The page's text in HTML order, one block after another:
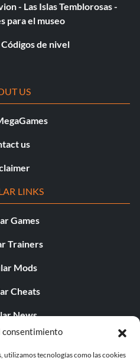
consentimiento
utilizamos tecnologías como las cookies
- Las Islas Temblorosas -
para el museo
de nivel
US
us
LINKS
Games
Trainers
Mods
Cheats
News
Editorials